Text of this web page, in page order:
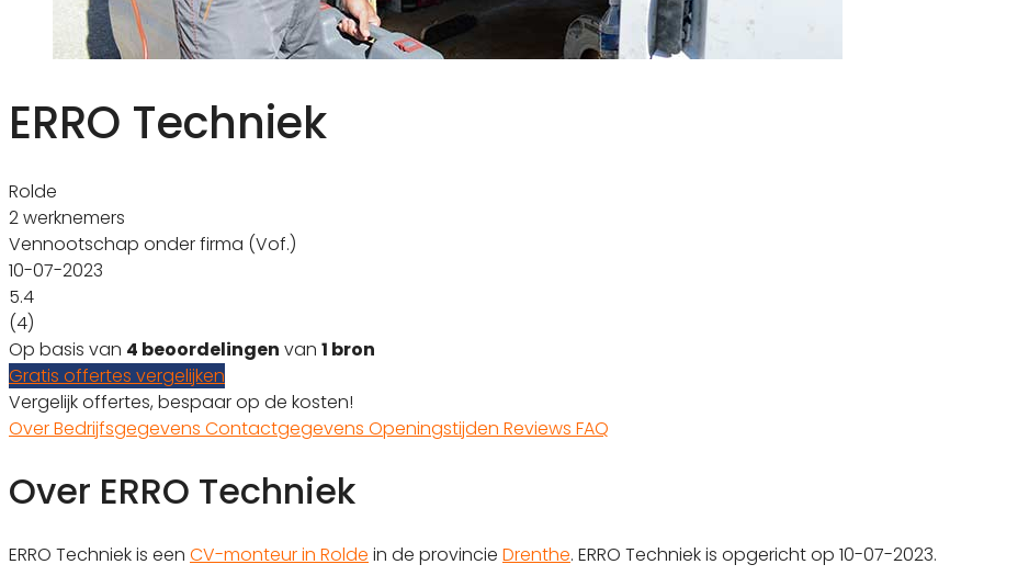
ERRO Techniek
Rolde
2 werknemers
Vennootschap onder firma (Vof.)
10-07-2023
5.4
(4)
Op basis van 4 beoordelingen van 1 bron
Gratis offertes vergelijken
Vergelijk offertes, bespaar op de kosten!
OverBedrijfsgegevens Contactgegevens Openingstijden Reviews FAQ
Over ERRO Techniek
ERRO Techniek is een CV-monteur in Rolde in de provincie Drenthe. ERRO Techniek is opgericht op 10-07-2023.